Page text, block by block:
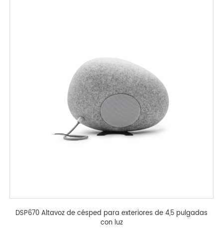
DSP670 Altavoz de césped para exteriores de 4,5 pulgadas
con luz